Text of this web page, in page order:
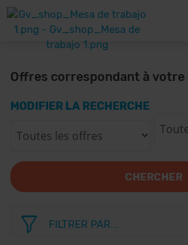
Offres correspondant à votre
MODIFIER LA RECHERCHE
CHERCHER
FILTRER PAR...